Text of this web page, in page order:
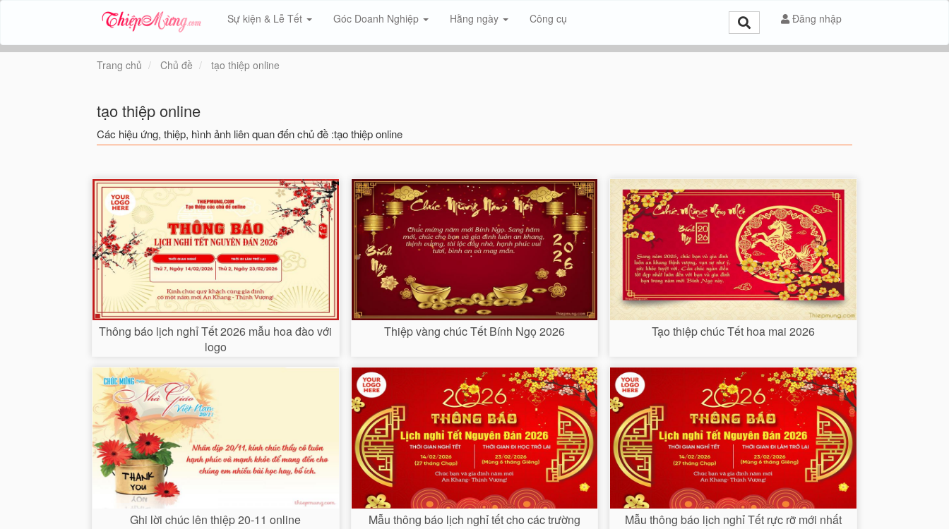
Sự kiện & Lễ Tết Góc Doanh Nghiệp Hằng ngày Công cụ Đăng nhập
Trang chủ Chủ đề tạo thiệp online
tạo thiệp online
Các hiệu ứng, thiệp, hình ảnh liên quan đến chủ đề :tạo thiệp online
Thông báo lịch nghỉ Tết 2026 mẫu hoa đào với
logo
Thiệp vàng chúc Tết Bính Ngọ 2026 Tạo thiệp chúc Tết hoa mai 2026
Ghi lời chúc lên thiệp 20-11 online
Mẫu thông báo lịch nghỉ tết cho các trường
Mẫu thông báo lịch nghỉ Tết rực rỡ mới nhất